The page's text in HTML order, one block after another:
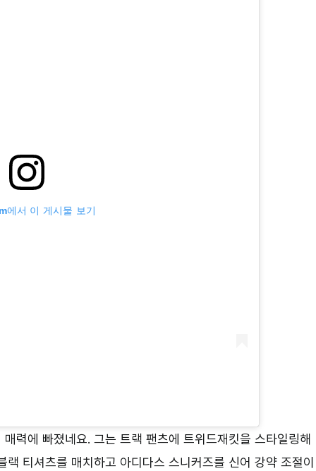
에서 이 게시물 보기
력에 빠졌네요. 그는 트랙 팬츠에 트위드재킷을 스타일링해
티셔츠를 매치하고 아디다스 스니커즈를 신어 강약 조절이